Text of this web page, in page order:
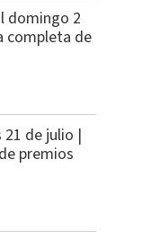
domingo 2
completa de
21 de julio |
premios